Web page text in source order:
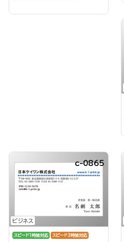
ビジネス
c-0865
スピード1時間対応 スピード3時間対応